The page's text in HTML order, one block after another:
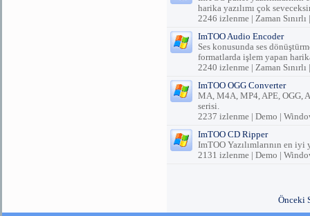
harika yazılımı çok
2246 izlenme | Zaman
ImTOO Audio Encoder
Ses konusunda ses
formatlarda işlem yapan
2240 izlenme | Zaman
ImTOO OGG Converter
MA, M4A, MP4, APE, OGG,
serisi.
2237 izlenme | Demo |
ImTOO CD Ripper
ImTOO Yazılımlarının en
2131 izlenme | Demo |
Önceki